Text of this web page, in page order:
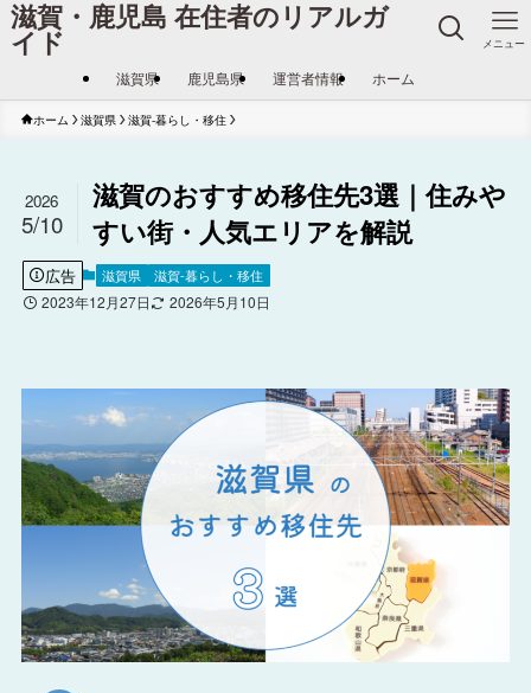
滋賀・鹿児島 在住者のリアルガ
イド メニュー
滋賀県 鹿児島県 運営者情報 ホーム
ホーム 滋賀県 滋賀-暮らし・移住
滋賀のおすすめ移住先3選｜住みや
すい街・人気エリアを解説
2026
5/10
広告 滋賀県 滋賀-暮らし・移住
2023年12月27日 2026年5月10日